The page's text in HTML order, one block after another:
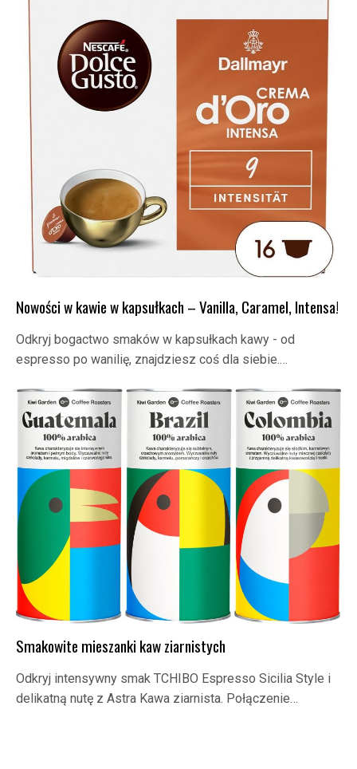
Nowości w kawie w kapsułkach – Vanilla, Caramel, Intensa!
Odkryj bogactwo smaków w kapsułkach kawy - od
espresso po wanilię, znajdziesz coś dla siebie.…
Smakowite mieszanki kaw ziarnistych
Odkryj intensywny smak TCHIBO Espresso Sicilia Style i
delikatną nutę z Astra Kawa ziarnista. Połączenie…